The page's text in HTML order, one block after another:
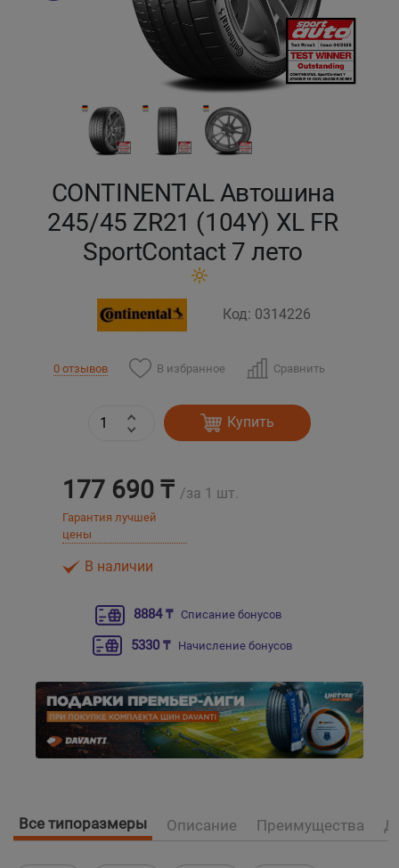
CONTINENTAL Автошина
245/45 ZR21 (104Y) XL FR
SportContact 7 лето
Код: 0314226
0 отзывов В избранное Сравнить
Купить
177 690 ₸ /за 1 шт.
Гарантия лучшей
цены
В наличии
8884 ₸ Списание бонусов
5330 ₸ Начисление бонусов
Все типоразмеры Описание Преимущества
Кызылорда
Петропавловск
Талдыкорган
Усть-Каменогорск
Шымкент
Экибастуз